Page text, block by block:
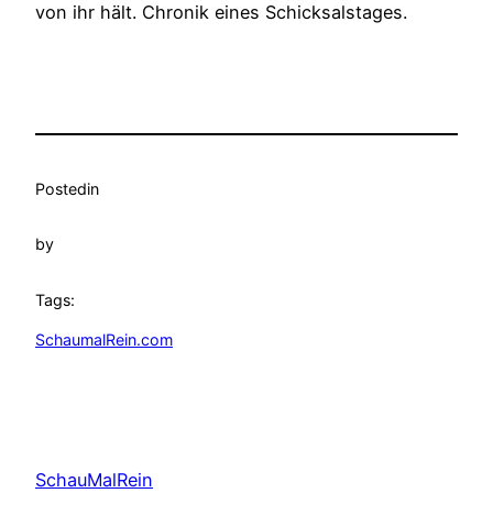
von ihr hält. Chronik eines Schicksalstages.
Postedin
by
Tags:
SchaumalRein.com
SchauMalRein